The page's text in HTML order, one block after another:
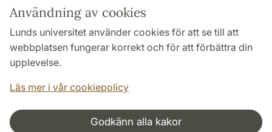
Användning av cookies
Lunds universitet använder cookies för att se till att
webbplatsen fungerar korrekt och för att förbättra din
upplevelse.
Läs mer i vår cookiepolicy
Godkänn alla kakor
Genvägar
Om webbplatsen och cookies
Behandling av personuppgifter
Tillgänglighetsredogörelse